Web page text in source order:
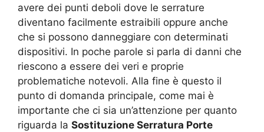
avere dei punti deboli dove le serrature
diventano facilmente estraibili oppure anche
che si possono danneggiare con determinati
dispositivi. In poche parole si parla di danni che
riescono a essere dei veri e proprie
problematiche notevoli. Alla fine è questo il
punto di domanda principale, come mai è
importante che ci sia un’attenzione per quanto
riguarda la Sostituzione Serratura Porte